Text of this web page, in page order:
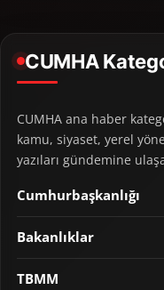
CUMHA
CUMHA ana haber
kamu, siyaset, yerel
yazıları gündemine
Cumhurbaşkanlığı
Bakanlıklar
TBMM